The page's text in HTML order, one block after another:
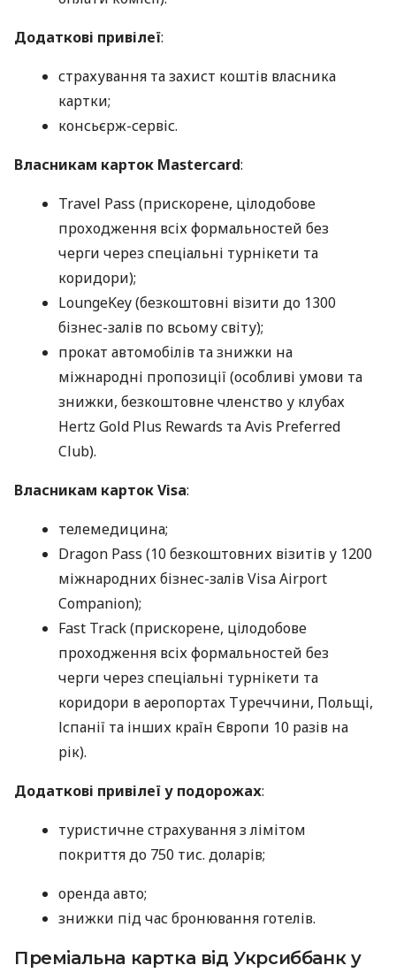
Додаткові привілеї:
страхування та захист коштів власника
картки;
консьєрж-сервіс.
Власникам карток Mastercard:
Travel Pass (прискорене, цілодобове
проходження всіх формальностей без
черги через спеціальні турнікети та
коридори);
LoungeKey (безкоштовні візити до 1300
бізнес-залів по всьому світу);
прокат автомобілів та знижки на
міжнародні пропозиції (особливі умови та
знижки, безкоштовне членство у клубах
Hertz Gold Plus Rewards та Avis Preferred
Club).
Власникам карток Visa:
телемедицина;
Dragon Pass (10 безкоштовних візитів у 1200
міжнародних бізнес-залів Visa Airport
Companion);
Fast Track (прискорене, цілодобове
проходження всіх формальностей без
черги через спеціальні турнікети та
коридори в аеропортах Туреччини, Польщі,
Іспанії та інших країн Європи 10 разів на
рік).
Додаткові привілеї у подорожах:
туристичне страхування з лімітом
покриття до 750 тис. доларів;
оренда авто;
знижки під час бронювання готелів.
Преміальна картка від Укрсиббанк у